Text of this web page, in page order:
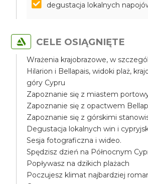
degustacja lokalnych
CELE OSIĄGNIĘTE
Wrażenia krajobrazowe, w
Hilarion i Bellapais, widoki plaż,
góry Cypru
Zapoznanie się z miastem
Zapoznanie się z opactwem
Zapoznanie się z górskimi
Degustacja lokalnych win i
Sesja fotograficzna i wideo.
Spędzisz dzień na Północnym
Popływasz na dzikich plażach
Poczujesz klimat najbardziej